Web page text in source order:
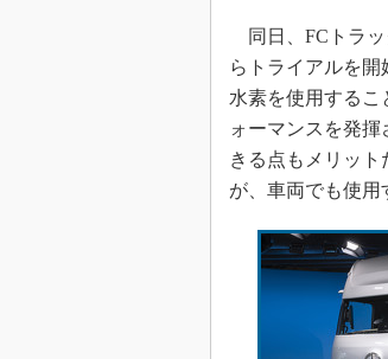
同日、FCトラッ
らトライアルを
水素を使用するこ
ォーマンスを発
きる点もメリッ
が、車両でも使用